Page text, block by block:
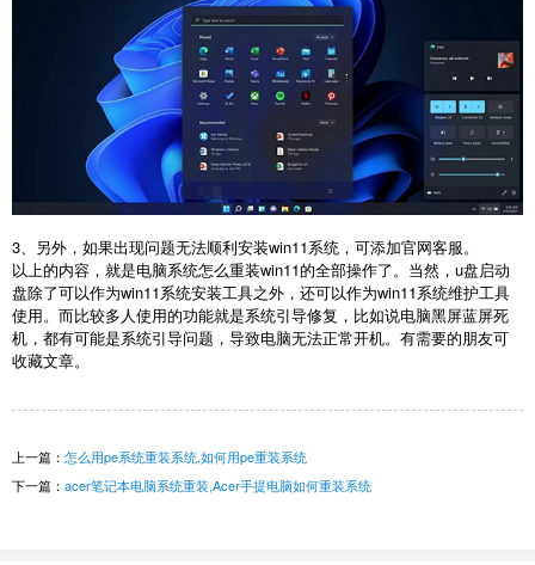
3、另外，如果出现问题无法顺利安装win11系统，可添加官网客服。
以上的内容，就是电脑系统怎么重装win11的全部操作了。当然，u盘启动
盘除了可以作为win11系统安装工具之外，还可以作为win11系统维护工具
使用。而比较多人使用的功能就是系统引导修复，比如说电脑黑屏蓝屏死
机，都有可能是系统引导问题，导致电脑无法正常开机。有需要的朋友可
收藏文章。
上一篇： 怎么用pe系统重装系统,如何用pe重装系统
下一篇： acer笔记本电脑系统重装,Acer手提电脑如何重装系统